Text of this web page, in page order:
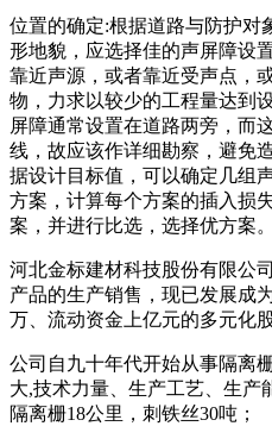
位置的确定:根据道路与防护对
形地貌，应选择佳的声屏障设
靠近声源，或者靠近受声点，
物，力求以较少的工程量达到
屏障通常设置在道路两旁，而
线，故应该作详细勘察，避免
据设计目标值，可以确定几组
方案，计算每个方案的插入损
案，并进行比选，选择优方案。
河北金标建材科技股份有限公
产品的生产销售，现已发展成
万、流动资金上亿元的多元化
公司自九十年代开始从事隔离
大,技术力量、生产工艺、生产
隔离栅18公里，刺铁丝30吨；